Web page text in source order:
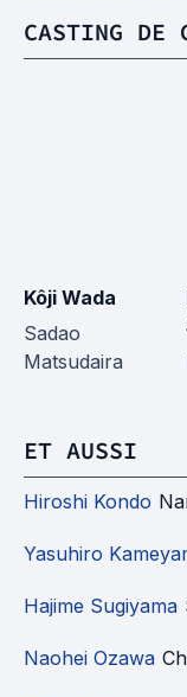
CASTING DE
Kôji Wada
Sadao
Matsudaira
ET AUSSI
Hiroshi Kondo
Yasuhiro
Hajime Sugiyama
Naohei Ozawa